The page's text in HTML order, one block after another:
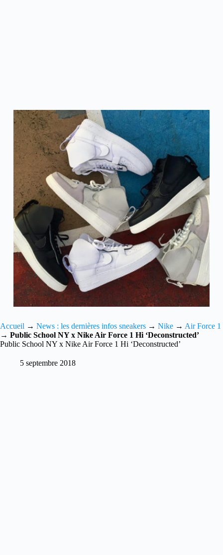
Accueil → News : les dernières infos sneakers → Nike → Air Force 1
→ Public School NY x Nike Air Force 1 Hi ‘Deconstructed’
Public School NY x Nike Air Force 1 Hi ‘Deconstructed’
5 septembre 2018